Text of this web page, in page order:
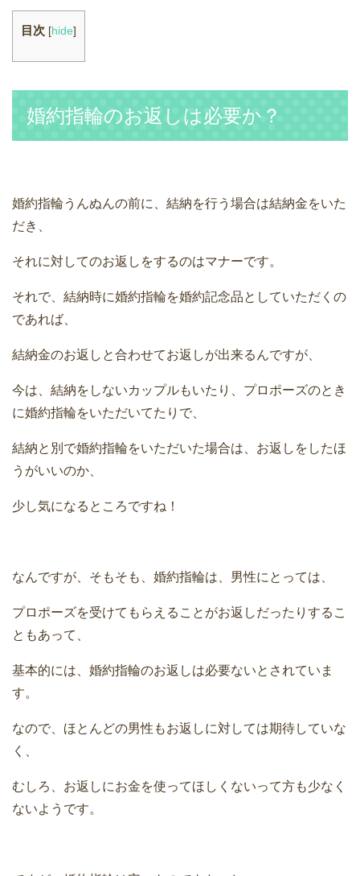
目次 [hide]
婚約指輪のお返しは必要か？
婚約指輪うんぬんの前に、結納を行う場合は結納金をいた
だき、
それに対してのお返しをするのはマナーです。
それで、結納時に婚約指輪を婚約記念品としていただくの
であれば、
結納金のお返しと合わせてお返しが出来るんですが、
今は、結納をしないカップルもいたり、プロポーズのとき
に婚約指輪をいただいてたりで、
結納と別で婚約指輪をいただいた場合は、お返しをしたほ
うがいいのか、
少し気になるところですね！
なんですが、そもそも、婚約指輪は、男性にとっては、
プロポーズを受けてもらえることがお返しだったりするこ
ともあって、
基本的には、婚約指輪のお返しは必要ないとされていま
す。
なので、ほとんどの男性もお返しに対しては期待していな
く、
むしろ、お返しにお金を使ってほしくないって方も少なく
ないようです。